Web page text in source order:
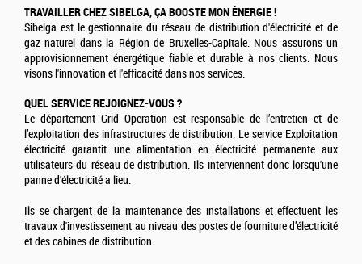
TRAVAILLER CHEZ SIBELGA, ÇA BOOSTE MON ÉNERGIE !
Sibelga est le gestionnaire du réseau de distribution d'électricité et de
gaz naturel dans la Région de Bruxelles-Capitale. Nous assurons un
approvisionnement énergétique fiable et durable à nos clients. Nous
visons l'innovation et l'efficacité dans nos services.
QUEL SERVICE REJOIGNEZ-VOUS ?
Le département Grid Operation est responsable de l’entretien et de
l’exploitation des infrastructures de distribution. Le service Exploitation
électricité garantit une alimentation en électricité permanente aux
utilisateurs du réseau de distribution. Ils interviennent donc lorsqu'une
panne d'électricité a lieu.
Ils se chargent de la maintenance des installations et effectuent les
travaux d'investissement au niveau des postes de fourniture d’électricité
et des cabines de distribution.